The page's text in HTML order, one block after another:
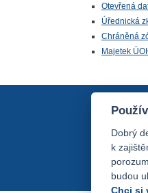
Otevřená
Úřednická
Chráněná
Majetek
Dobrý
k
budou
Chci si